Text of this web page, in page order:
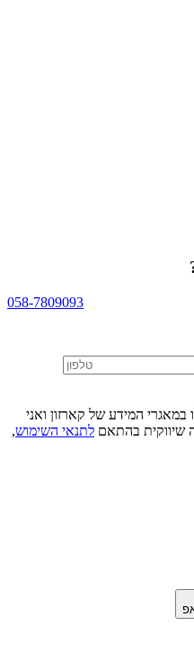
058-7809093
המידע של קארזון ואני
שיווקית בהתאם לתנאי השימוש,